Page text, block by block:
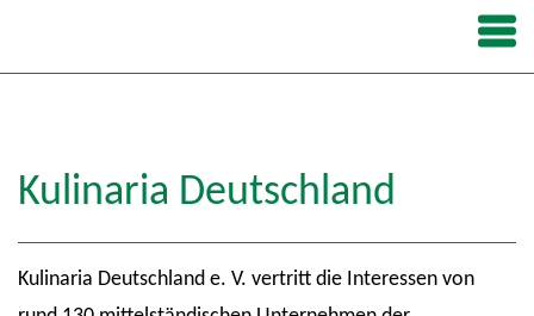
Kulinaria Deutschland
Kulinaria Deutschland e. V. vertritt die Interessen von